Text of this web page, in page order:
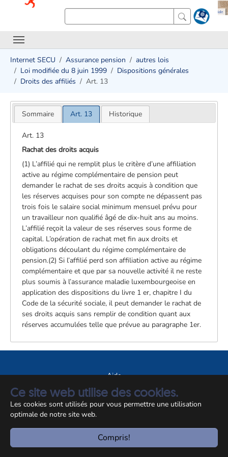
Ce site web utilise des cookies.
Les cookies sont utilisés pour vous permettre une utilisation
optimale de notre site web.
Compris!
Internet SECU Assurance pension
autres lois
Loi modifiée du 8 juin 1999
Dispositions générales
Droits des affiliés
Art. 13
Sommaire Art. 13 Historique
Art. 13
Rachat des droits acquis
(1) L’affilié qui ne remplit plus le critère d’une affiliation
active au régime complémentaire de pension peut
demander le rachat de ses droits acquis à condition que
les réserves acquises pour son compte ne dépassent pas
trois fois le salaire social minimum mensuel prévu pour
un travailleur non qualifié âgé de dix-huit ans au moins.
L’affilié reçoit la valeur de ses réserves sous forme de
capital. L’opération de rachat met fin aux droits et
obligations découlant du régime complémentaire de
pension.(2) Si l’affilié perd son affiliation active au régime
complémentaire et que par sa nouvelle activité il ne reste
plus soumis à l’assurance maladie luxembourgeoise en
application des dispositions du livre 1 er, chapitre I du
Code de la sécurité sociale, il peut demander le rachat de
ses droits acquis sans remplir de condition quant aux
réserves accumulées telle que prévue au paragraphe 1er.
Aide
A propos du site
Notice légale
© CCSS 2026